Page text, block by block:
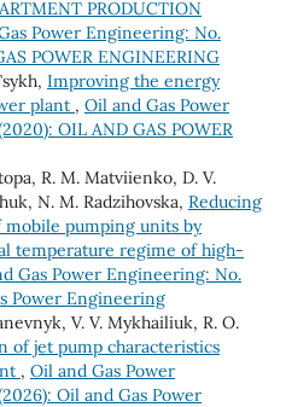
PRODUCTION
Power Engineering: No.
POWER ENGINEERING
Improving the energy
plant , Oil and Gas Power
OIL AND GAS POWER
R. M. Matviienko, D. V.
N. M. Radzihovska, Reducing
pumping units by
temperature regime of high-
Gas Power Engineering: No.
Power Engineering
V. V. Mykhailiuk, R. О.
of jet pump characteristics
, Oil and Gas Power
Oil and Gas Power